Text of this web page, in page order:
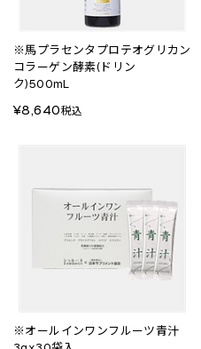
※馬プラセンタプロテオグリカン
コラーゲン酵素(ドリン
ク)500mL
¥8,640税込
※オールインワンフルーツ青汁